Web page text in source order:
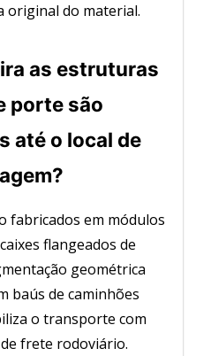
original do material.
as estruturas
porte são
até o local de
fabricados em módulos
flangeados de
geométrica
baús de caminhões
o transporte com
frete rodoviário.